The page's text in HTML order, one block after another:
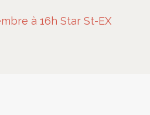
à 16h Star St-EX